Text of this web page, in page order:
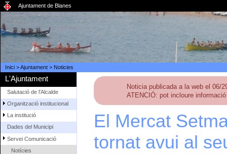
Ajuntament de Blanes
Inici>Ajuntament> Noticies
L'Ajuntament
Salutació de l'Alcalde
Organització institucional
La institució
Dades del Municipi
Servei Comunicació
Notícies
Noticia publicada a la web el 06/
ATENCIÓ: pot incloure
El Mercat
tornat avui al